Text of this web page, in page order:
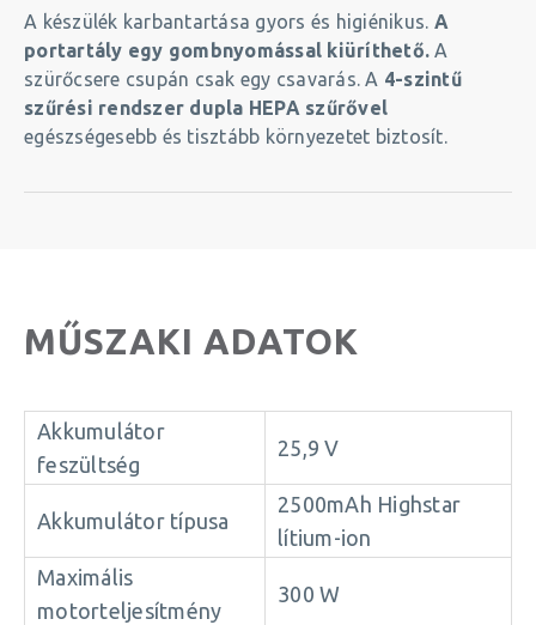
A készülék karbantartása gyors és higiénikus. A
portartály egy gombnyomással kiüríthető. A
szürőcsere csupán csak egy csavarás. A 4-szintű
szűrési rendszer dupla HEPA szűrővel
egészségesebb és tisztább környezetet biztosít.
MŰSZAKI ADATOK
Akkumulátor
feszültség
25,9 V
Akkumulátor típusa
2500mAh Highstar
lítium-ion
Maximális
motorteljesítmény
300 W